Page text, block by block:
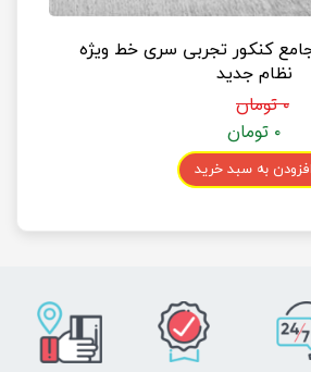
کنکور تجربی سری خط ویژه
نظام جدید
۰ تومان
۰ تومان
افزودن به سبد خرید